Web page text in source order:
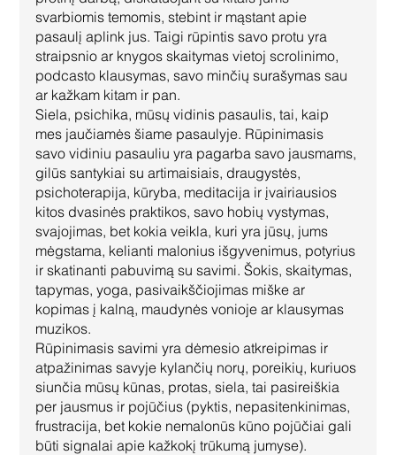
svarbiomis temomis, stebint ir mąstant apie
pasaulį aplink jus. Taigi rūpintis savo protu yra
straipsnio ar knygos skaitymas vietoj scrolinimo,
podcasto klausymas, savo minčių surašymas sau
ar kažkam kitam ir pan.
Siela, psichika, mūsų vidinis pasaulis, tai, kaip
mes jaučiamės šiame pasaulyje. Rūpinimasis
savo vidiniu pasauliu yra pagarba savo jausmams,
gilūs santykiai su artimaisiais, draugystės,
psichoterapija, kūryba, meditacija ir įvairiausios
kitos dvasinės praktikos, savo hobių vystymas,
svajojimas, bet kokia veikla, kuri yra jūsų, jums
mėgstama, kelianti malonius išgyvenimus, potyrius
ir skatinanti pabuvimą su savimi. Šokis, skaitymas,
tapymas, yoga, pasivaikščiojimas miške ar
kopimas į kalną, maudynės vonioje ar klausymas
muzikos.
Rūpinimasis savimi yra dėmesio atkreipimas ir
atpažinimas savyje kylančių norų, poreikių, kuriuos
siunčia mūsų kūnas, protas, siela, tai pasireiškia
per jausmus ir pojūčius (pyktis, nepasitenkinimas,
frustracija, bet kokie nemalonūs kūno pojūčiai gali
būti signalai apie kažkokį trūkumą jumyse).